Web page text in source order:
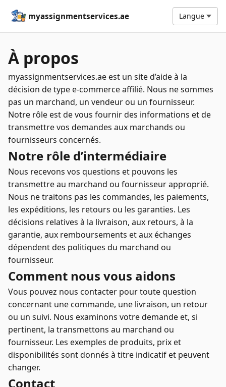
myassignmentservices.ae Langue
À propos
myassignmentservices.ae est un site d’aide à la
décision de type e-commerce affilié. Nous ne sommes
pas un marchand, un vendeur ou un fournisseur.
Notre rôle est de vous fournir des informations et de
transmettre vos demandes aux marchands ou
fournisseurs concernés.
Notre rôle d’intermédiaire
Nous recevons vos questions et pouvons les
transmettre au marchand ou fournisseur approprié.
Nous ne traitons pas les commandes, les paiements,
les expéditions, les retours ou les garanties. Les
décisions relatives à la livraison, aux retours, à la
garantie, aux remboursements et aux échanges
dépendent des politiques du marchand ou
fournisseur.
Comment nous vous aidons
Vous pouvez nous contacter pour toute question
concernant une commande, une livraison, un retour
ou un suivi. Nous examinons votre demande et, si
pertinent, la transmettons au marchand ou
fournisseur. Les exemples de produits, prix et
disponibilités sont donnés à titre indicatif et peuvent
changer.
Contact